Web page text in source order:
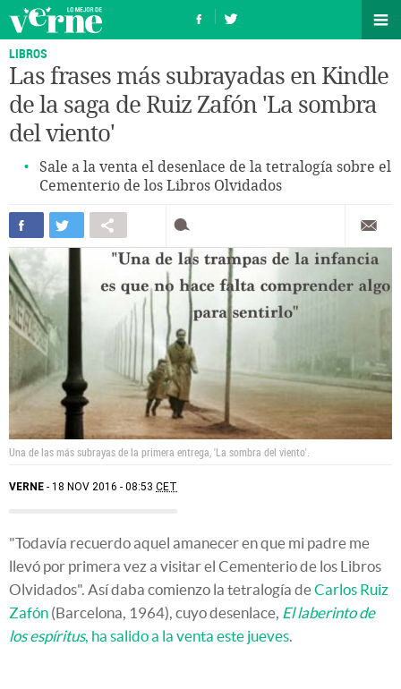
LIBROS
Las frases más subrayadas en Kindle
de la saga de Ruiz Zafón 'La sombra
del viento'
Sale a la venta el desenlace de la tetralogía sobre el
Cementerio de los Libros Olvidados
Una de las más subrayas de la primera entrega, 'La sombra del viento'.
VERNE 18 NOV 2016 - 08:53 CET
"Todavía recuerdo aquel amanecer en que mi padre me
llevó por primera vez a visitar el Cementerio de los Libros
Olvidados". Así daba comienzo la tetralogía deCarlos Ruiz
Zafón (Barcelona, 1964), cuyo desenlace, El laberinto de
los espíritus, ha salido a la venta este jueves.